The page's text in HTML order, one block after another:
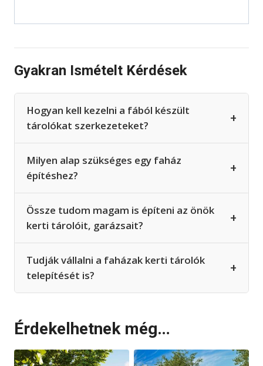
Gyakran Ismételt Kérdések
Hogyan kell kezelni a fából készült
tárolókat szerkezeteket?
+
Milyen alap szükséges egy faház
építéshez?
+
Össze tudom magam is építeni az önök
kerti tárolóit, garázsait?
+
Tudják vállalni a faházak kerti tárolók
telepítését is?
+
Érdekelhetnek még…